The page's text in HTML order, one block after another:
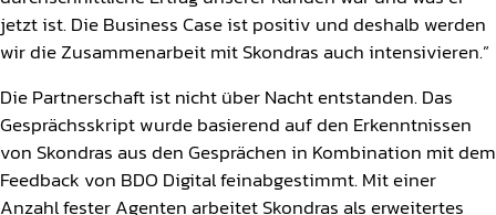
jetzt ist. Die Business Case ist positiv und deshalb werden
wir die Zusammenarbeit mit Skondras auch intensivieren.”
Die Partnerschaft ist nicht über Nacht entstanden. Das
Gesprächsskript wurde basierend auf den Erkenntnissen
von Skondras aus den Gesprächen in Kombination mit dem
Feedback von BDO Digital feinabgestimmt. Mit einer
Anzahl fester Agenten arbeitet Skondras als erweitertes